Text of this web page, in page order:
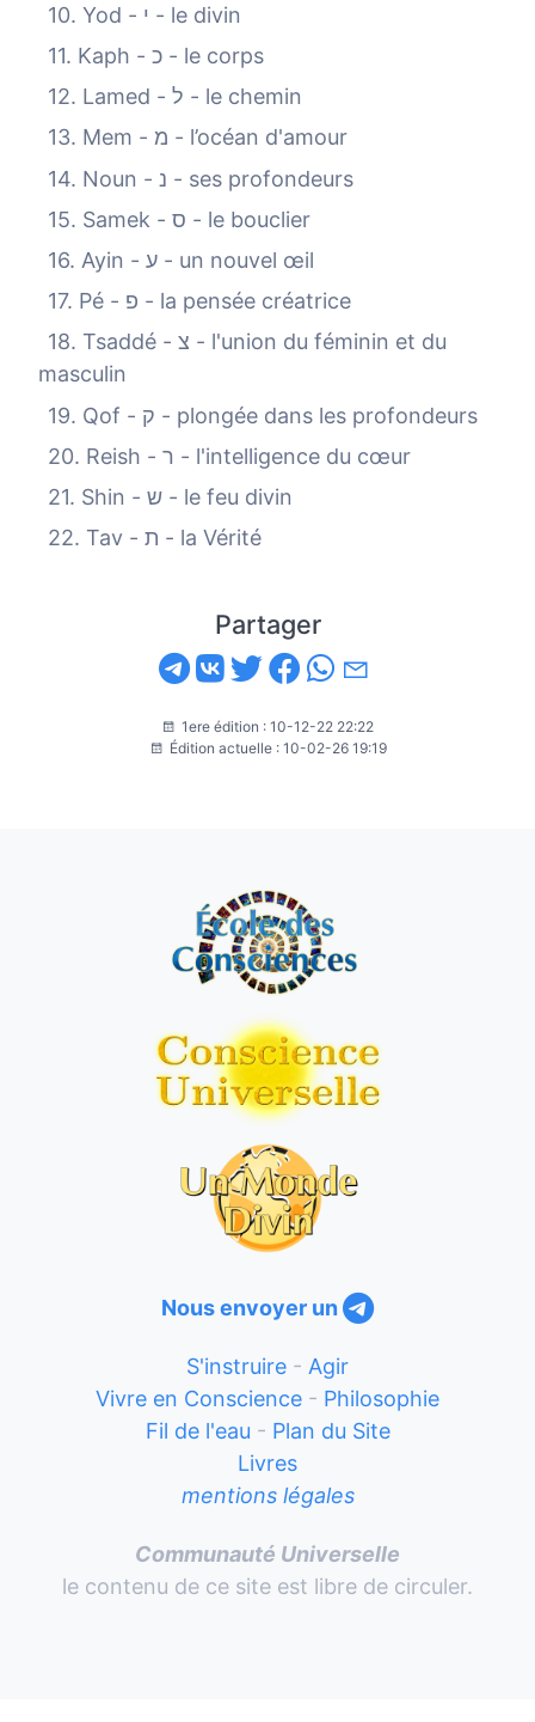
10. Yod - י - le divin
11. Kaph - כ - le corps
12. Lamed - ל - le chemin
13. Mem - מ - l’océan d'amour
14. Noun - נ - ses profondeurs
15. Samek - ס - le bouclier
16. Ayin - ע - un nouvel œil
17. Pé - פ - la pensée créatrice
18. Tsaddé - צ - l'union du féminin et du
masculin
19. Qof - ק - plongée dans les profondeurs
20. Reish - ר - l'intelligence du cœur
21. Shin - ש - le feu divin
22. Tav - ת - la Vérité
Partager
1ere édition : 10-12-22 22:22
Édition actuelle : 10-02-26 19:19
Nous envoyer un
S'instruire - Agir
Vivre en Conscience - Philosophie
Fil de l'eau - Plan du Site
Livres
mentions légales
Communauté Universelle
le contenu de ce site est libre de circuler.